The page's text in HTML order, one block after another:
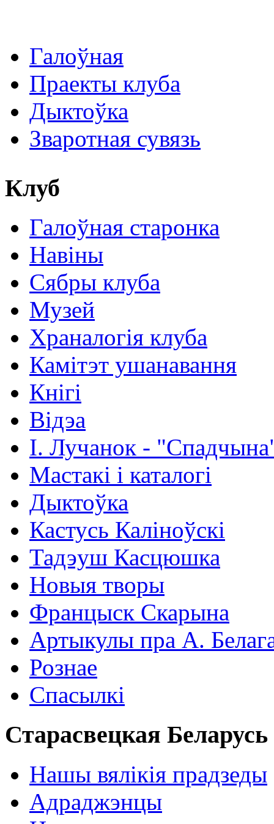
Галоўная
Праекты клуба
Дыктоўка
Зваротная сувязь
Клуб
Галоўная старонка
Навіны
Сябры клуба
Музей
Храналогія клуба
Камітэт ушанавання
Кнігі
Відэа
І. Лучанок -
Мастакі i каталогi
Дыктоўка
Кастусь Каліноўскі
Тадэуш Касцюшка
Новыя творы
Францыск Скарына
Артыкулы пра А.
Рознае
Спасылкі
Старасвецкая Беларусь
Нашы вялікія прадзеды
Адраджэнцы